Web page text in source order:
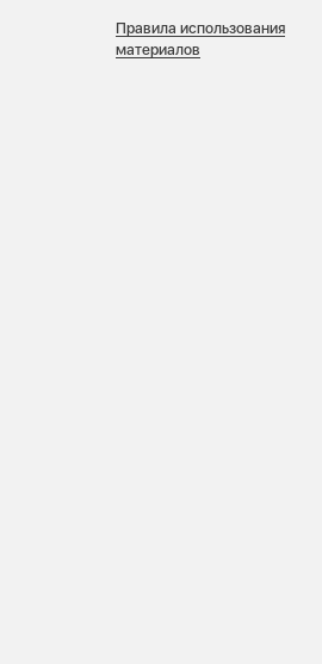
Правила использования
материалов